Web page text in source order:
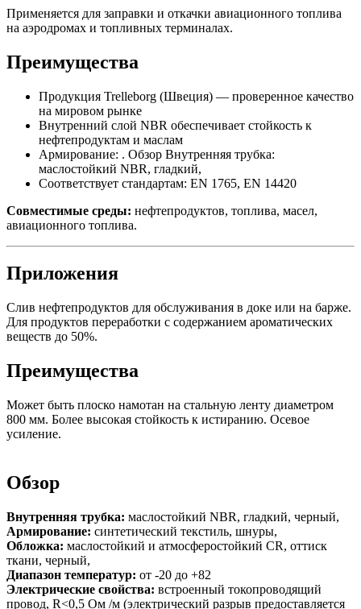
Применяется для заправки и откачки авиационного топлива
на аэродромах и топливных терминалах.
Преимущества
Продукция Trelleborg (Швеция) — проверенное качество
на мировом рынке
Внутренний слой NBR обеспечивает стойкость к
нефтепродуктам и маслам
Армирование: . Обзор Внутренняя трубка:
маслостойкий NBR, гладкий,
Соответствует стандартам: EN 1765, EN 14420
Совместимые среды: нефтепродуктов, топлива, масел,
авиационного топлива.
Приложения
Слив нефтепродуктов для обслуживания в доке или на барже.
Для продуктов переработки с содержанием ароматических
веществ до 50%.
Преимущества
Может быть плоско намотан на стальную ленту диаметром
800 мм. Более высокая стойкость к истиранию. Осевое
усиление.
Обзор
Внутренняя трубка: маслостойкий NBR, гладкий, черный,
Армирование: синтетический текстиль, шнуры,
Обложка: маслостойкий и атмосферостойкий CR, оттиск
ткани, черный,
Диапазон температур: от -20 до +82
Электрические свойства: встроенный токопроводящий
провод, R<0,5 Ом /м (электрический разрыв предоставляется